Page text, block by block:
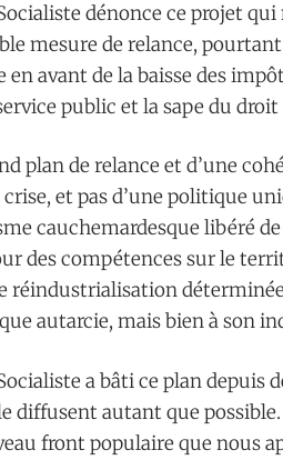
dénonce ce projet qui
mesure de relance,
en avant de la baisse des
public et la sape du
plan de relance et d’une
et pas d’une politique
cauchemardesque libéré
des compétences sur le
réindustrialisation
autarcie, mais bien à son
a bâti ce plan depuis
diffusent autant que
front populaire que nous